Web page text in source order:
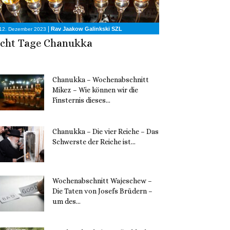
Dezember 2023 | Rav Jaakow Galinkski SZL
Tage Chanukka
Chanukka – Wochenabschnitt
Mikez – Wie können wir die
Finsternis dieses...
Chanukka – Die vier Reiche – Das
Schwerste der Reiche ist...
Wochenabschnitt Wajeschew –
Die Taten von Josefs Brüdern –
um des...